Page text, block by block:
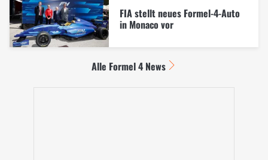
FIA stellt neues Formel-4-Auto
in Monaco vor
Alle Formel 4 News